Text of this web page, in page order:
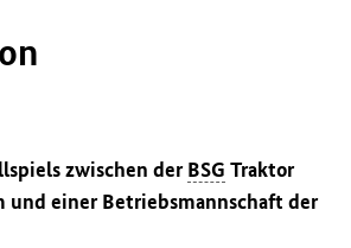
zwischen derBSG Traktor
und einer Betriebsmannschaft der